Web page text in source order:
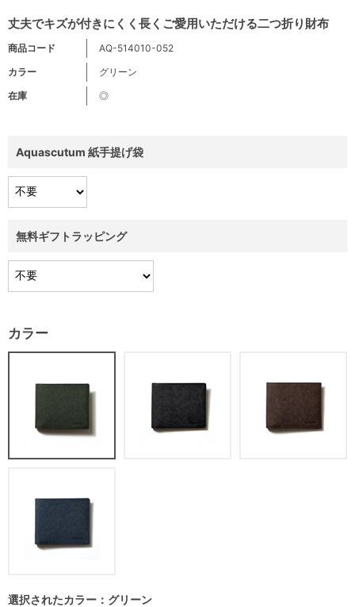
丈夫でキズが付きにくく長くご愛用いただける二つ折り財布
商品コード
AQ-514010-052
カラー
グリーン
在庫
◎
Aquascutum 紙手提げ袋
無料ギフトラッピング
カラー
選択されたカラー：グリーン